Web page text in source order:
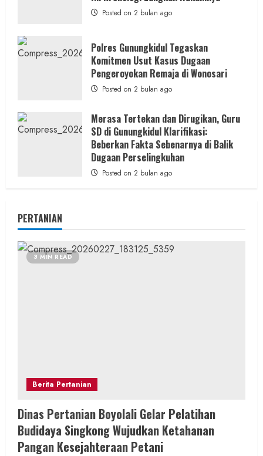
Posted on 2 bulan ago
Polres Gunungkidul Tegaskan
Komitmen Usut Kasus Dugaan
Pengeroyokan Remaja di Wonosari
Posted on 2 bulan ago
Merasa Tertekan dan Dirugikan, Guru
SD di Gunungkidul Klarifikasi:
Beberkan Fakta Sebenarnya di Balik
Dugaan Perselingkuhan
Posted on 2 bulan ago
PERTANIAN
3 MIN READ
Berita Pertanian
Dinas Pertanian Boyolali Gelar Pelatihan
Budidaya Singkong Wujudkan Ketahanan
Pangan Kesejahteraan Petani